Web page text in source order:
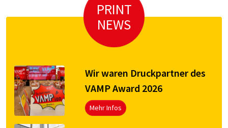
PRINT
NEWS
Wir waren Druckpartner des
VAMP Award 2026
Mehr Infos